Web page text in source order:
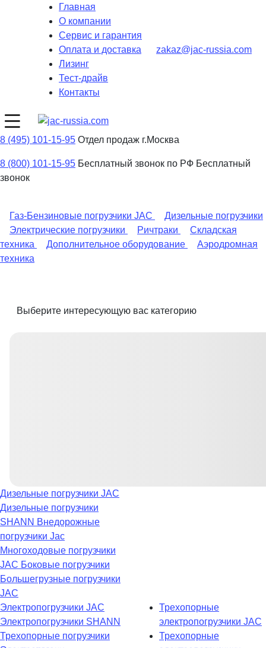
Главная
О компании
Сервис и гарантия
Оплата и доставка
Лизинг
Тест-драйв
Контакты
zakaz@jac-russia.com
8 (495) 101-15-95 Отдел продаж г.Москва
8 (800) 101-15-95 Бесплатный звонок по РФ Бесплатный
звонок
Газ-Бензиновые погрузчики JAC
Дизельные погрузчики
Электрические погрузчики
Ричтраки
Складская
техника
Дополнительное оборудование
Аэродромная
техника
Выберите интересующую вас категорию
Дизельные погрузчики JAC
Дизельные погрузчики
SHANN Внедорожные
погрузчики Jac
Многоходовые погрузчики
JAC Боковые погрузчики
Большегрузные погрузчики
JAC
Электропогрузчики JAC
Электропогрузчики SHANN
Трехопорные погрузчики
Трехопорные
электропогрузчики JAC
Трехопорные